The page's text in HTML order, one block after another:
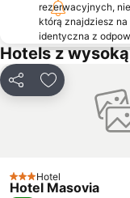
rezerwacyjnych,
którą znajdziesz
identyczna z
Hotels z
UdostępnijDodaj do
3 Kategoria
Hotel
Hotel Masovia